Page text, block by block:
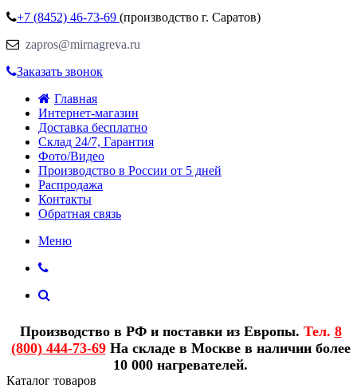
+7 (8452) 46-73-69 (производство г. Саратов)
zapros@mirnagreva.ru
Заказать звонок
Главная
Интернет-магазин
Доставка бесплатно
Склад 24/7, Гарантия
Фото/Видео
Производство в России от 5 дней
Распродажа
Контакты
Обратная связь
Меню
Производство в РФ и поставки из Европы. Тел. 8
(800) 444-73-69На складе в Москве в наличии более
10 000 нагревателей.
Каталог товаров